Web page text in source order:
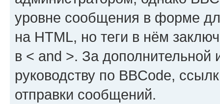
уровне сообщения в форме
на HTML, но теги в нём
в < and >. За
руководству по BBCode,
отправки сообщений.